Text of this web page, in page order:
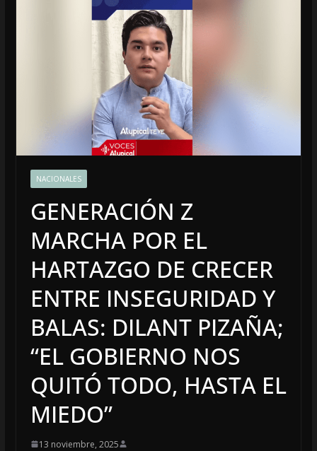
NACIONALES
GENERACIÓN Z
MARCHA POR EL
HARTAZGO DE CRECER
ENTRE INSEGURIDAD Y
BALAS: DILANT PIZAÑA;
“EL GOBIERNO NOS
QUITÓ TODO, HASTA EL
MIEDO”
13 noviembre, 2025